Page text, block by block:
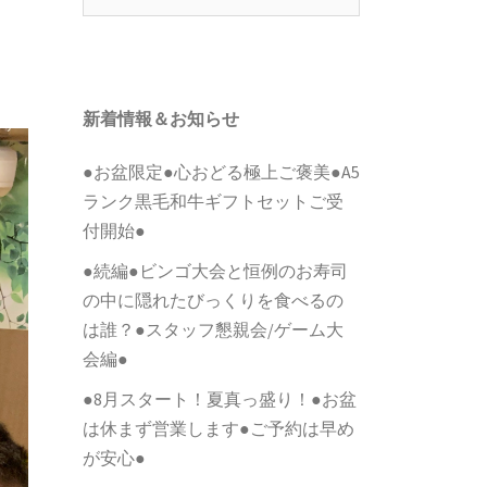
新着情報＆お知らせ
●お盆限定●心おどる極上ご褒美●A5
ランク黒毛和牛ギフトセットご受
付開始●
●続編●ビンゴ大会と恒例のお寿司
の中に隠れたびっくりを食べるの
は誰？●スタッフ懇親会/ゲーム大
会編●
●8月スタート！夏真っ盛り！●お盆
は休まず営業します●ご予約は早め
が安心●